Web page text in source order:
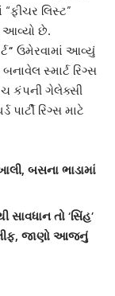
લિસ્ટ”
આવ્યો છે.
“ ઉમેરવામાં આવ્યું
સ્માર્ટ રિંગ્સ
કંપની ગેલેક્સી
રિંગ્સ માટે
બસના ભાડામાં
તો ‘સિંહ’
જાણો આજનું